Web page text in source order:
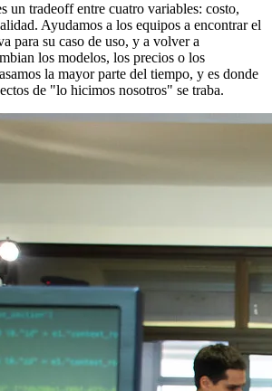
un tradeoff entre cuatro variables: costo,
Ayudamos a los equipos a encontrar el
para su caso de uso, y a volver a
los modelos, los precios o los
la mayor parte del tiempo, y es donde
de "lo hicimos nosotros" se traba.